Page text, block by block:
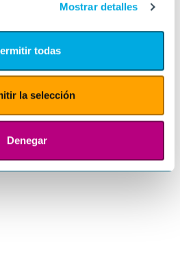
Mostrar detalles
todas
la selección
Denegar